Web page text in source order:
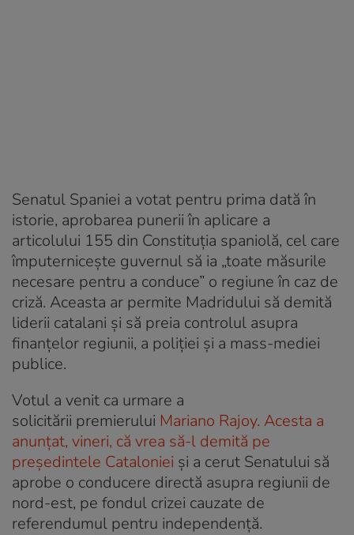
Senatul Spaniei a votat pentru prima dată în
istorie, aprobarea punerii în aplicare a
articolului 155 din Constituția spaniolă, cel care
împuternicește guvernul să ia „toate măsurile
necesare pentru a conduce” o regiune în caz de
criză. Aceasta ar permite Madridului să demită
liderii catalani și să preia controlul asupra
finanțelor regiunii, a poliției și a mass-mediei
publice.
Votul a venit ca urmare a
solicitării premierului Mariano Rajoy. Acesta a
anunțat, vineri, că vrea să-l demită pe
președintele Cataloniei și a cerut Senatului să
aprobe o conducere directă asupra regiunii de
nord-est, pe fondul crizei cauzate de
referendumul pentru independență.